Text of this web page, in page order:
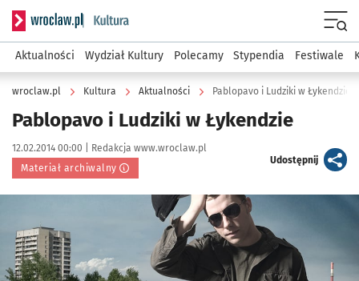
Serwis informacyjny wroclaw.pl podserwis: Kultura
Aktualności Wydział Kultury Polecamy Stypendia Festiwale
wroclaw.pl Kultura Aktualności Pablopavo i Ludziki w Łykendzie
Pablopavo i Ludziki w Łykendzie
Data publikacji:
12.02.2014 00:00 | Autor:
Redakcja www.wroclaw.pl
Materiał archiwalny
Udostępnijartykuł